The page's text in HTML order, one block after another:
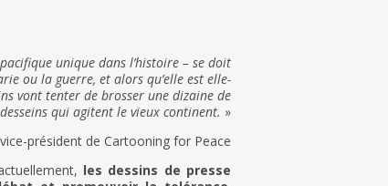
unique dans l’histoire – se doit
ou la guerre, et alors qu’elle est elle-
vont tenter de brosser une dizaine de
qui agitent le vieux continent. »
président de Cartooning for Peace
les dessins de presse